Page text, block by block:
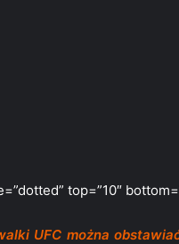
top=”10″
UFC można